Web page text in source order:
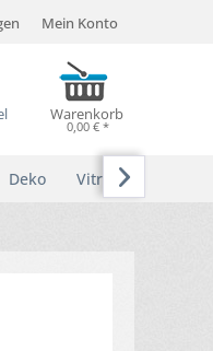
Mein Konto
Warenkorb
0,00 € *
Deko Vitrinen
